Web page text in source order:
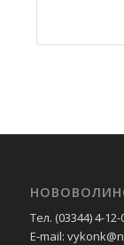
Тел. (03344) 4-12-
E-mail: